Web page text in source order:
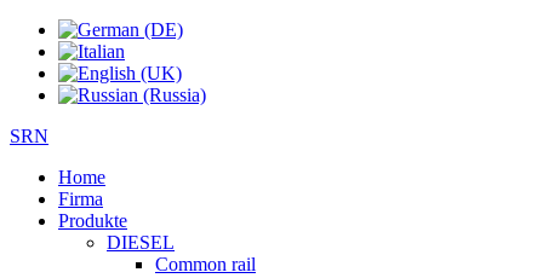
SRN
Home
Firma
Produkte
DIESEL
Common rail